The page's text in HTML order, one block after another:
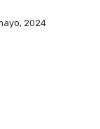
2024